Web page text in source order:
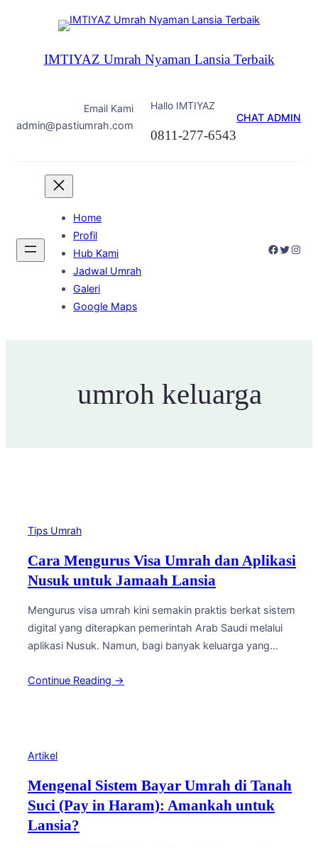
IMTIYAZ Umrah Nyaman Lansia Terbaik
Email Kami
admin@pastiumrah.com
Hallo IMTIYAZ
0811-277-6543
CHAT ADMIN
Home
Profil
Hub Kami
Jadwal Umrah
Galeri
Google Maps
Twitter
umroh keluarga
Tips Umrah
Cara Mengurus Visa Umrah dan Aplikasi
Nusuk untuk Jamaah Lansia
Mengurus visa umrah kini semakin praktis berkat sistem
digital yang diterapkan pemerintah Arab Saudi melalui
aplikasi Nusuk. Namun, bagi banyak keluarga yang
terasa membingungkan karena melibatkan teknologi
Continue Reading →
Artikel
Mengenal Sistem Bayar Umrah di Tanah
Suci (Pay in Haram): Amankah untuk
Lansia?